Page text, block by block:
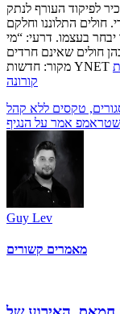
לפיקוד העורף לנתק
חולים התלוננו וחלקם
בעצמו. דרעי: “מי
מקור: חדשות YNET
קורונה
טקסים ללא קהל
שטראמפ אמר על הנגיף
Guy Lev
מאמרים קשורים